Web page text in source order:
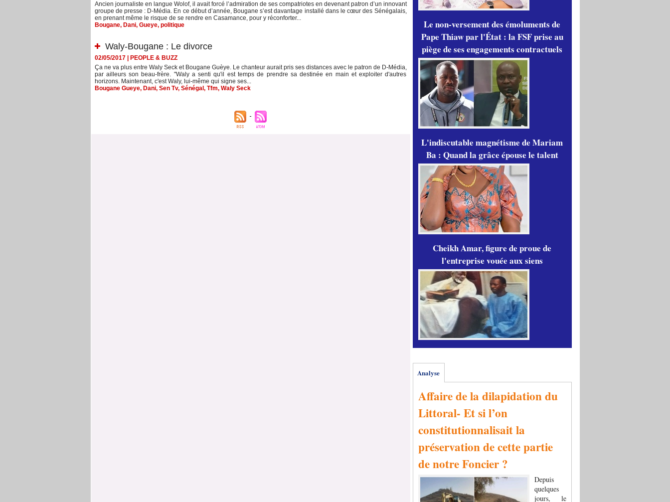
Ancien journaliste en langue Wolof, il avait forcé l’admiration de ses compatriotes en devenant patron d’un innovant
groupe de presse : D-Média. En ce début d’année, Bougane s’est davantage installé dans le cœur des Sénégalais,
en prenant même le risque de se rendre en Casamance, pour y réconforter...
Bougane, Dani, Gueye, politique
Waly-Bougane : Le divorce
02/05/2017|
PEOPLE & BUZZ
Ça ne va plus entre Waly Seck et Bougane Guèye. Le chanteur aurait pris ses distances avec le patron de D-Média,
par ailleurs son beau-frère. "Waly a senti qu'il est temps de prendre sa destinée en main et exploiter d'autres
horizons. Maintenant, c'est Waly, lui-même qui signe ses...
Bougane Gueye, Dani, Sen Tv, Sénégal , Tfm, Waly Seck
Le non-versement des émoluments de
Pape Thiaw par l'État : la FSF prise au
piège de ses engagements contractuels
L'indiscutable magnétisme de Mariam
Ba : Quand la grâce épouse le talent
Cheikh Amar, figure de proue de
l'entreprise vouée aux siens
Analyse
Affaire de la dilapidation du
Littoral- Et si l’on
constitutionnalisait la
préservation de cette partie
de notre Foncier ?
Depuis
quelques
jours, le